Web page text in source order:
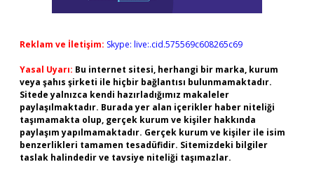
Reklam ve İletişim: Skype: live:.cid.575569c608265c69
Yasal Uyarı: Bu internet sitesi, herhangi bir marka, kurum
veya şahıs şirketi ile hiçbir bağlantısı bulunmamaktadır.
Sitede yalnızca kendi hazırladığımız makaleler
paylaşılmaktadır. Burada yer alan içerikler haber niteliği
taşımamakta olup, gerçek kurum ve kişiler hakkında
paylaşım yapılmamaktadır. Gerçek kurum ve kişiler ile isim
benzerlikleri tamamen tesadüfidir. Sitemizdeki bilgiler
taslak halindedir ve tavsiye niteliği taşımazlar.